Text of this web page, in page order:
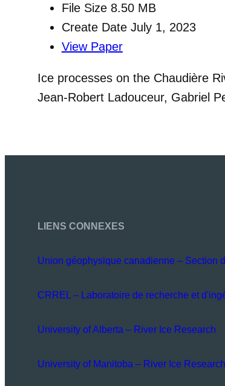
File Size 8.50 MB
Create Date July 1, 2023
View Paper
Ice processes on the Chaudière
Jean-Robert Ladouceur, Gabriel
LIENS CONNEXES
Union géophysique canadienne – Section
CRREL – Laboratoire de recherche et
University of Alberta – River Ice Research
University of Manitoba – River Ice Research